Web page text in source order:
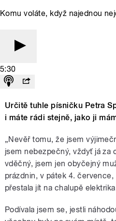
Komu voláte, když najednou
5:30
Určitě tuhle písničku Petra
i máte rádi stejně, jako ji
„Nevěř tomu, že jsem
jsem nebezpečný, vždyť já za
vděčný, jsem jen obyčejný
prázdnin, v pátek 4.
přestala jít na chalupě
Podívala jsem se, jestli